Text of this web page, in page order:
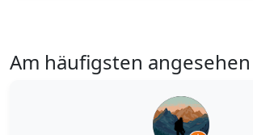
Am häufigsten angesehen